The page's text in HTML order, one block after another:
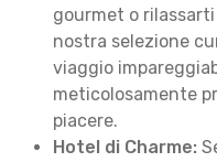
gourmet o
nostra selezione
viaggio
meticolosamente
piacere.
Hotel di Charme: